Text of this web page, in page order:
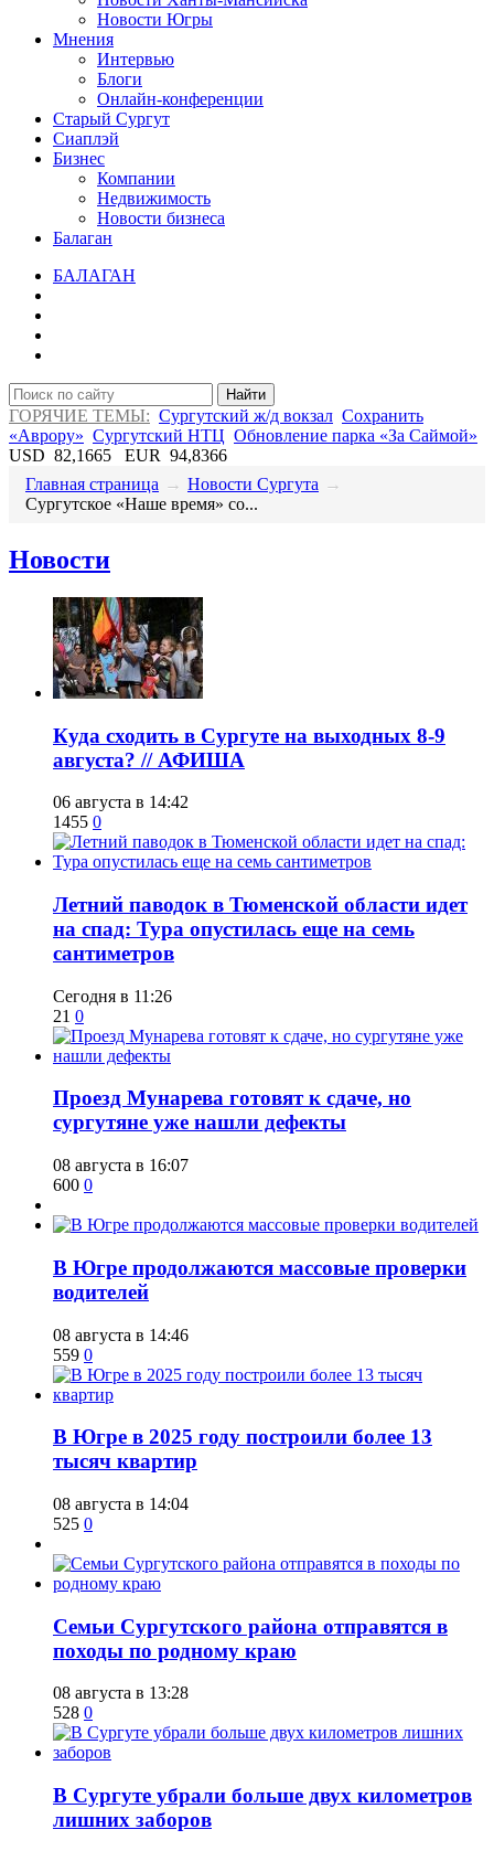
Новости Югры
Мнения
Интервью
Блоги
Онлайн-конференции
Старый Сургут
Сиаплэй
Бизнес
Компании
Недвижимость
Новости бизнеса
Балаган
БАЛАГАН
Найти
ГОРЯЧИЕ ТЕМЫ: Сургутский ж/д вокзал Сохранить
«Аврору» Сургутский НТЦ Обновление парка «За Саймой»
USD 82,1665 EUR 94,8366
Главная страница → Новости Сургута →
Сургутское «Наше время» со...
Новости
​Куда сходить в Сургуте на выходных 8-9
августа? // АФИША
06 августа в 14:42
1455 0
​Летний паводок в Тюменской области идет
на спад: Тура опустилась еще на семь
сантиметров
Сегодня в 11:26
21 0
​Проезд Мунарева готовят к сдаче, но
сургутяне уже нашли дефекты
08 августа в 16:07
600 0
​В Югре продолжаются массовые проверки
водителей
08 августа в 14:46
559 0
​В Югре в 2025 году построили более 13
тысяч квартир
08 августа в 14:04
525 0
​Семьи Сургутского района отправятся в
походы по родному краю
08 августа в 13:28
528 0
​В Сургуте убрали больше двух километров
лишних заборов